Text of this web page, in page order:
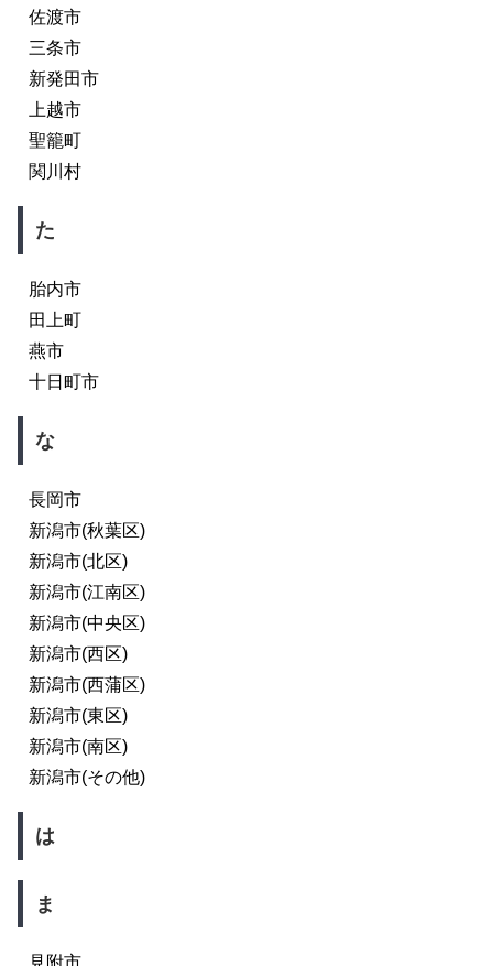
佐渡市
三条市
新発田市
上越市
聖籠町
関川村
た
胎内市
田上町
燕市
十日町市
な
長岡市
新潟市(秋葉区)
新潟市(北区)
新潟市(江南区)
新潟市(中央区)
新潟市(西区)
新潟市(西蒲区)
新潟市(東区)
新潟市(南区)
新潟市(その他)
は
ま